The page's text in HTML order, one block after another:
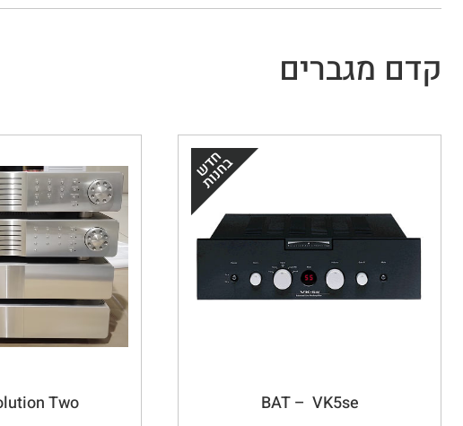
קדם מגברים
BAT –  VK5se
Two